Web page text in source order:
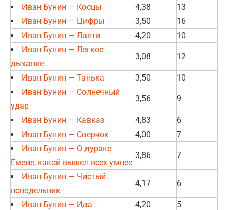
Иван Бунин — Косцы
4,38
13
Иван Бунин — Цифры
3,50
16
Иван Бунин — Лапти
4,20
10
Иван Бунин — Легкое
дыхание
3,08 12
Иван Бунин — Танька 3,50
10
Иван Бунин — Солнечный
удар
3,56 9
Иван Бунин — Кавказ 4,83
6
Иван Бунин — Сверчок
4,00
7
Иван Бунин — О дураке
Емеле, какой вышел всех умнее
3,86 7
Иван Бунин — Чистый
понедельник
4,17 6
Иван Бунин — Ида 4,20 5